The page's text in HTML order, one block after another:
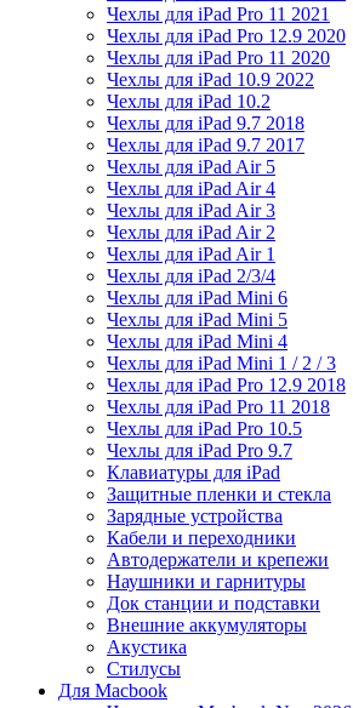
Чехлы для iPad Pro 11 2021
Чехлы для iPad Pro 12.9 2020
Чехлы для iPad Pro 11 2020
Чехлы для iPad 10.9 2022
Чехлы для iPad 10.2
Чехлы для iPad 9.7 2018
Чехлы для iPad 9.7 2017
Чехлы для iPad Air 5
Чехлы для iPad Air 4
Чехлы для iPad Air 3
Чехлы для iPad Air 2
Чехлы для iPad Air 1
Чехлы для iPad 2/3/4
Чехлы для iPad Mini 6
Чехлы для iPad Mini 5
Чехлы для iPad Mini 4
Чехлы для iPad Mini 1 / 2 / 3
Чехлы для iPad Pro 12.9 2018
Чехлы для iPad Pro 11 2018
Чехлы для iPad Pro 10.5
Чехлы для iPad Pro 9.7
Клавиатуры для iPad
Защитные пленки и стекла
Зарядные устройства
Кабели и переходники
Автодержатели и крепежи
Наушники и гарнитуры
Док станции и подставки
Внешние аккумуляторы
Акустика
Стилусы
Для Macbook